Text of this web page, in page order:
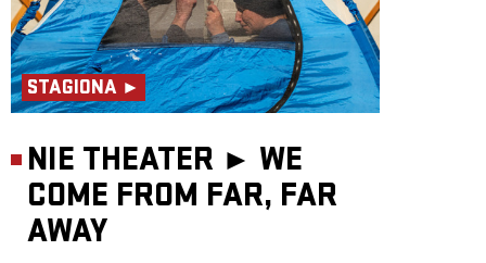
STAGIONA ►
NIE THEATER ► WE
COME FROM FAR, FAR
AWAY